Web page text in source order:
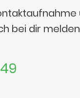
bei dir